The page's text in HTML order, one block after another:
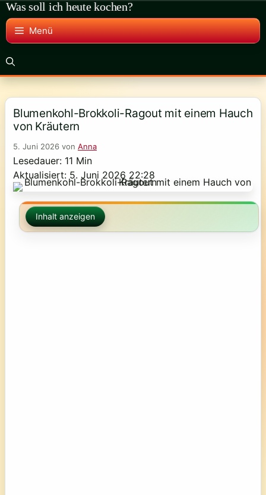
Zum
Inhalt
springen
Was soll ich heute kochen?
Menü
Blumenkohl-Brokkoli-Ragout mit einem Hauch
von Kräutern
5. Juni 2026 von Anna
Lesedauer: 11 Min
Aktualisiert: 5. Juni 2026 22:28
Inhalt anzeigen